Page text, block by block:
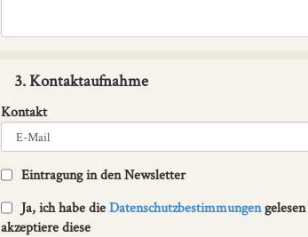
3. Kontaktaufnahme
Kontakt
Eintragung in den Newsletter
Ja, ich habe dieDatenschutzbestimmungen
akzeptiere diese